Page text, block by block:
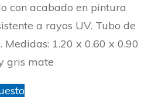
con acabado en pintura
a rayos UV. Tubo de
1.20 x 0.60 x 0.90
gris mate